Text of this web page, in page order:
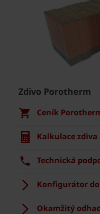
Zdivo Porotherm
Ceník
Kalkulace zdiva
Technická
Konfigurátor
Okamžitý